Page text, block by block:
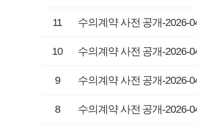
11 수의계약 사전 공개-2026-
10 수의계약 사전 공개-2026-
9 수의계약 사전 공개-2026-
8 수의계약 사전 공개-2026-